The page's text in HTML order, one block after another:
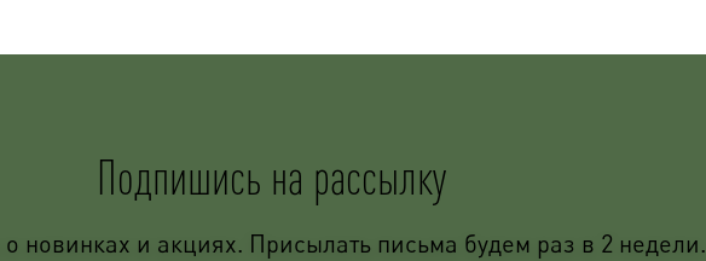
Подпишись на рассылку
новинках и акциях. Присылать письма будем раз в 2 недели.